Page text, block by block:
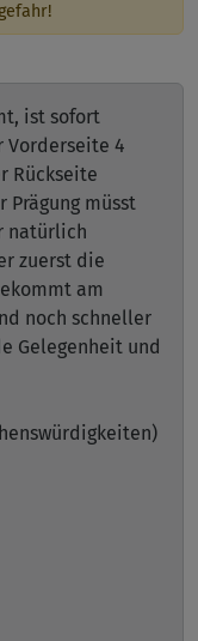
ist sofort
Vorderseite 4
Rückseite
Prägung müsst
natürlich
zuerst die
am
noch schneller
Gelegenheit und